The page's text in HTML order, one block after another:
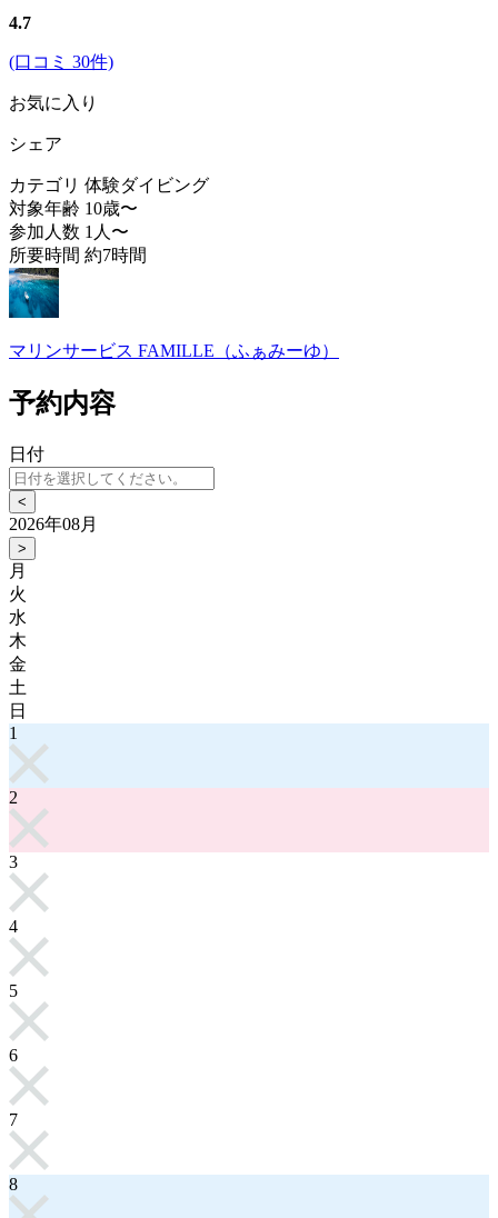
4.7
(口コミ 30件)
お気に入り
シェア
カテゴリ 体験ダイビング
対象年齢 10歳〜
参加人数 1人〜
所要時間 約7時間
マリンサービス FAMILLE（ふぁみーゆ）
予約内容
日付
<
2026年08月
>
月
火
水
木
金
土
日
1
2
3
4
5
6
7
8